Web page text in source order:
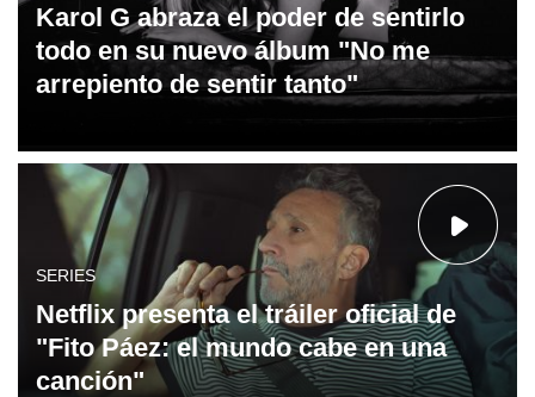
Karol G abraza el poder de sentirlo
todo en su nuevo álbum "No me
arrepiento de sentir tanto"
SERIES
Netflix presenta el tráiler oficial de
"Fito Páez: el mundo cabe en una
canción"